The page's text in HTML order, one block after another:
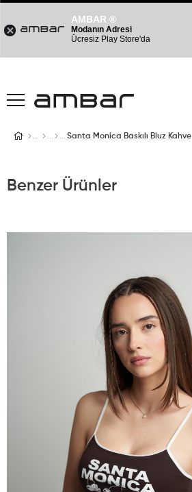
Santa Monica Baskılı Bluz Kahve
Benzer Ürünler
AMBAR ®
Modanın Adresi
Ücresiz Play Store'da